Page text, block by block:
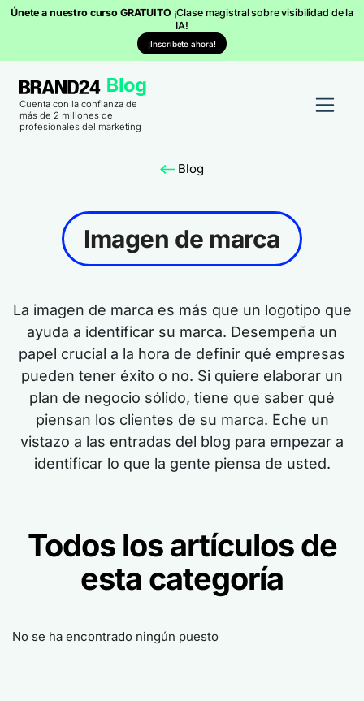
Únete a nuestro curso GRATUITO ¡Clase magistral sobre visibilidad de la
IA!
¡Inscríbete ahora!
Cuenta con la confianza de
más de 2 millones de
profesionales del marketing
Blog
Imagen de marca
La imagen de marca es más que un logotipo que
ayuda a identificar su marca. Desempeña un
papel crucial a la hora de definir qué empresas
pueden tener éxito o no. Si quiere elaborar un
plan de negocio sólido, tiene que saber qué
piensan los clientes de su marca. Eche un
vistazo a las entradas del blog para empezar a
identificar lo que la gente piensa de usted.
Todos los artículos de
esta categoría
No se ha encontrado ningún puesto